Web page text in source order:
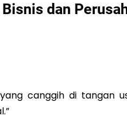
dan
canggih di tangan